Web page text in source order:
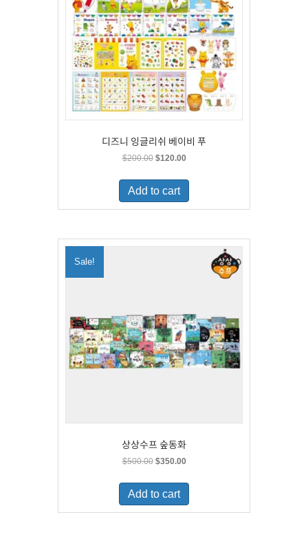
디즈니 잉글리쉬 베이비 푸
$200.00 Original
was:
$200.00.
$120.00Current
is:
Add to cart
Sale!
상상수프 숲동화
$500.00 Original
was:
$500.00.
$350.00Current
is:
Add to cart